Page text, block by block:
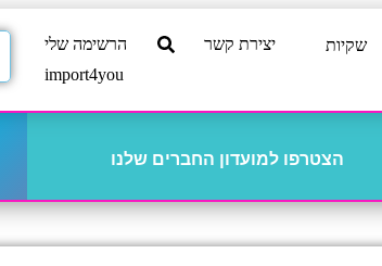
שקיות יצירת קשר
הרשימה שלי
import4you
הצטרפו למועדון החברים שלנו